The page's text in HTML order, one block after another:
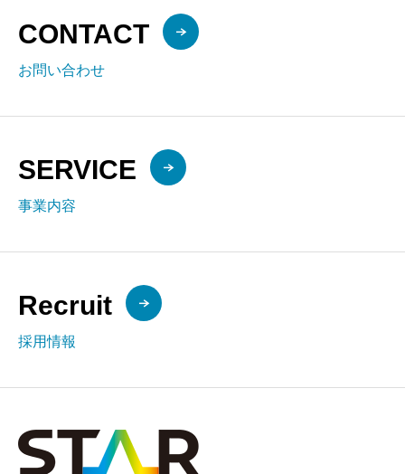
CONTACT
お問い合わせ
SERVICE
事業内容
Recruit
採用情報